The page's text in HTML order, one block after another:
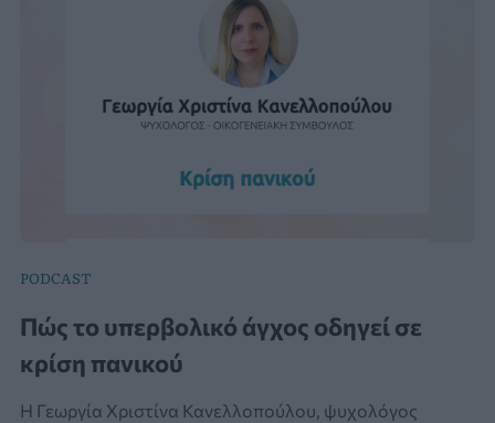
PODCAST
Πώς το υπερβολικό άγχος οδηγεί σε
κρίση πανικού
Η Γεωργία Χριστίνα Κανελλοπούλου, ψυχολόγος